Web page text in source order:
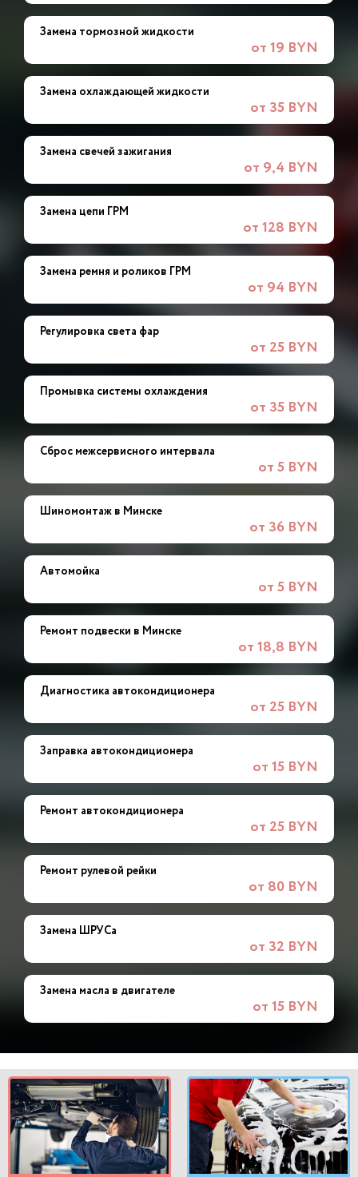
Замена тормозной жидкости
от 19 BYN
Замена охлаждающей жидкости
от 35 BYN
Замена свечей зажигания
от 9,4 BYN
Замена цепи ГРМ
от 128 BYN
Замена ремня и роликов ГРМ
от 94 BYN
Регулировка света фар
от 25 BYN
Промывка системы охлаждения
от 35 BYN
Сброс межсервисного интервала
от 5 BYN
Шиномонтаж в Минске
от 36 BYN
Автомойка
от 5 BYN
Ремонт подвески в Минске
от 18,8 BYN
Диагностика автокондиционера
от 25 BYN
Заправка автокондиционера
от 15 BYN
Ремонт автокондиционера
от 25 BYN
Ремонт рулевой рейки
от 80 BYN
Замена ШРУСа
от 32 BYN
Замена масла в двигателе
от 15 BYN